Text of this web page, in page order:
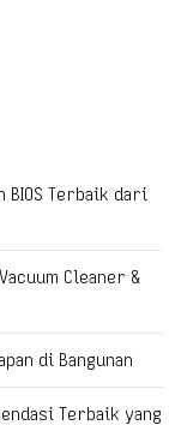
Terbaik dari
Cleaner &
di Bangunan
Terbaik yang